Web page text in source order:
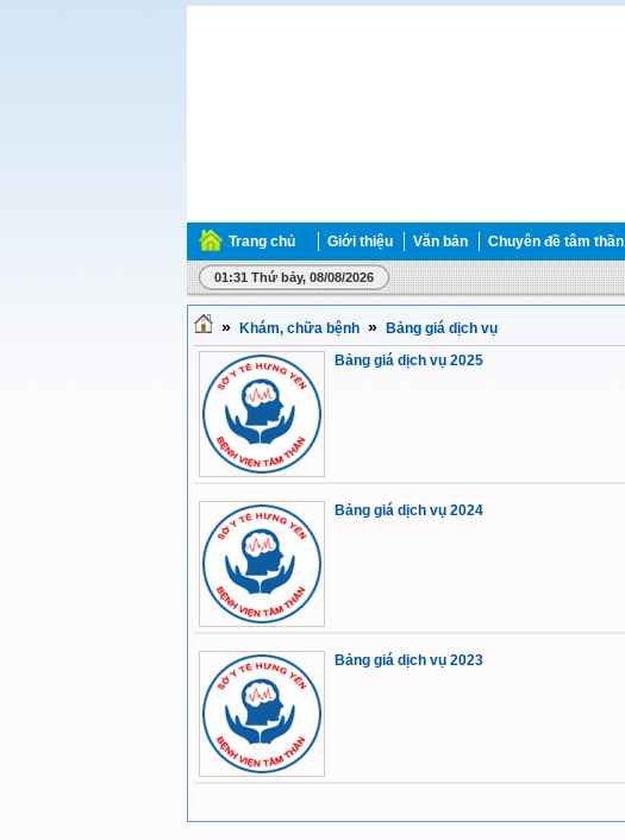
Trang chủ Giới thiệu Văn bản Chuyên đề tâm thần
01:31 Thứ bảy, 08/08/2026
» Khám, chữa bệnh »
Bảng giá dịch vụ
Bảng giá dịch vụ 2025
Bảng giá dịch vụ 2024
Bảng giá dịch vụ 2023